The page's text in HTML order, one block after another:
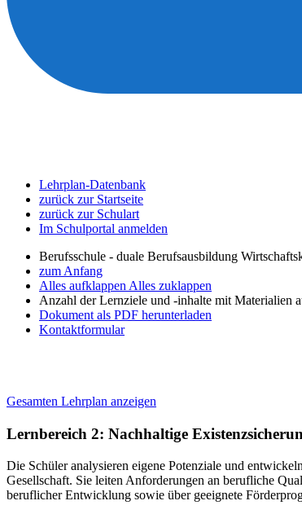
Lehrplan-Datenbank
zurück zur Startseite
zurück zur Schulart
Im Schulportal anmelden
Berufsschule - duale Berufsausbildung
zum Anfang
Alles aufklappen Alles zuklappen
Anzahl der Lernziele und -inhalte mit Materialien
Dokument als PDF herunterladen
Kontaktformular
Gesamten Lehrplan anzeigen
Lernbereich 2: Nachhaltige
Die Schüler analysieren eigene Potenziale und
Gesellschaft. Sie leiten Anforderungen an berufliche
beruflicher Entwicklung sowie über geeignete